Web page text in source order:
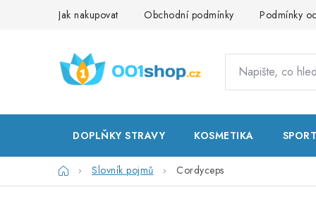
Jak nakupovat Obchodní podmínky Podmínky
DOPLŇKY STRAVY KOSMETIKA SPORT
DomůSlovník pojmů Cordyceps